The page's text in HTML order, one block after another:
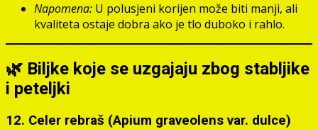
Napomena: U polusjeni korijen može biti manji, ali
kvaliteta ostaje dobra ako je tlo duboko i rahlo.
🌿 Biljke koje se uzgajaju zbog stabljike
i peteljki
12. Celer rebraš (Apium graveolens var. dulce)